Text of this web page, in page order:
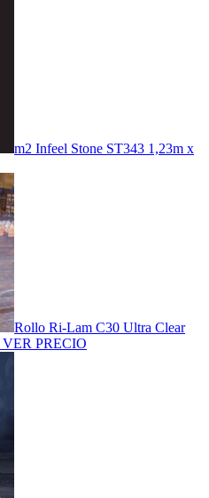
m2 Infeel Stone ST343 1,23m x
Rollo Ri-Lam C30 Ultra Clear
VER PRECIO